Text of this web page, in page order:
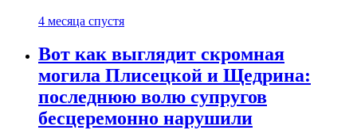
4 месяца спустя
Вот как выглядит скромная
могила Плисецкой и Щедрина:
последнюю волю супругов
бесцеремонно нарушили